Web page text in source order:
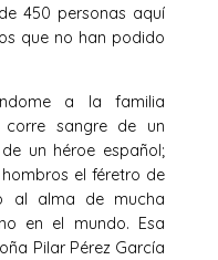
450 personas aquí
que no han podido
a la familia
corre sangre de un
un héroe español;
el féretro de
al alma de mucha
en el mundo. Esa
Pilar Pérez García